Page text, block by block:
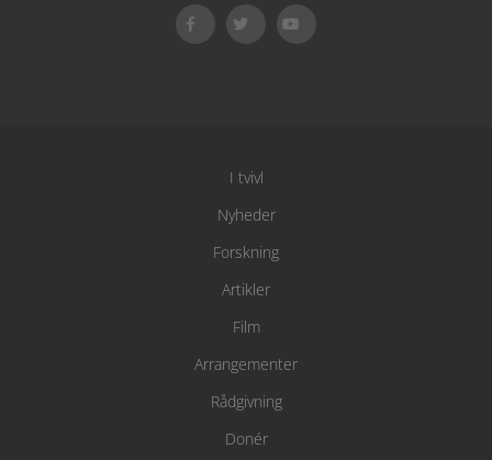
I tvivl
Nyheder
Forskning
Artikler
Film
Arrangementer
Rådgivning
Donér